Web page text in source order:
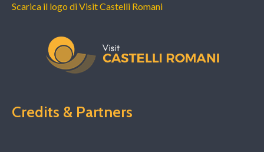
Scarica il logo di Visit Castelli Romani
Credits & Partners